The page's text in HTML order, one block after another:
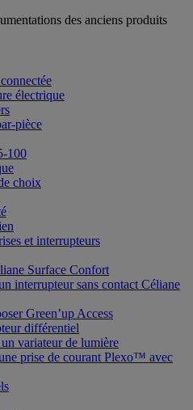
des anciens produits
électrique
pièce
100
choix
et interrupteurs
Surface Confort
interrupteur sans contact Céliane
Green’up Access
différentiel
variateur de lumière
prise de courant Plexo™ avec